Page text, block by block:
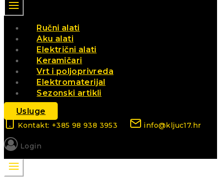
Ručni alati
Aku alati
Električni alati
Keramičari
Vrt i poljoprivreda
Elektromaterijal
Sezonski artikli
Usluge
Kontakt: +385 98 938 3953 info@kljuc17.hr
Login